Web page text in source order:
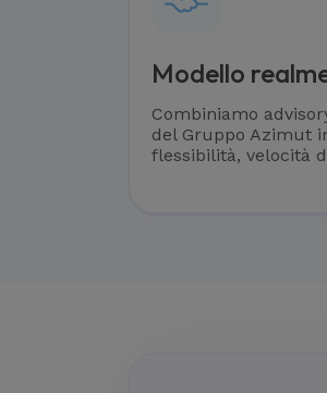
Modello
Combiniamo
del Gruppo Azimut
flessibilità, velocità